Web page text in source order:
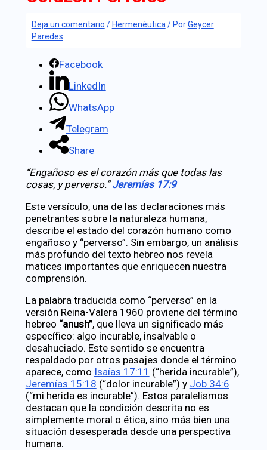
Deja un comentario /Hermenéutica / PorGeycer
Paredes
Facebook
LinkedIn
WhatsApp
Telegram
Share
“Engañoso es el corazón más que todas las
cosas, y perverso.”Jeremías 17:9
Este versículo, una de las declaraciones más
penetrantes sobre la naturaleza humana,
describe el estado del corazón humano como
engañoso y “perverso”. Sin embargo, un análisis
más profundo del texto hebreo nos revela
matices importantes que enriquecen nuestra
comprensión.
La palabra traducida como “perverso” en la
versión Reina-Valera 1960 proviene del término
hebreo “anush”, que lleva un significado más
específico: algo incurable, insalvable o
desahuciado. Este sentido se encuentra
respaldado por otros pasajes donde el término
aparece, como Isaías 17:11 (“herida incurable”),
Jeremías 15:18 (“dolor incurable”) y Job 34:6
(“mi herida es incurable”). Estos paralelismos
destacan que la condición descrita no es
simplemente moral o ética, sino más bien una
situación desesperada desde una perspectiva
humana.